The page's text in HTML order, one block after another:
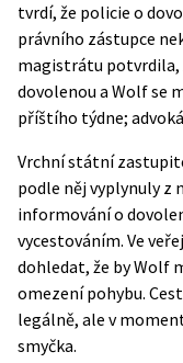
tvrdí, že policie o
právního zástupce
magistrátu potvrdila,
dovolenou a Wolf se
příštího týdne;
Vrchní státní
podle něj vyplynuly z
informování o
vycestováním. Ve
dohledat, že by Wolf
omezení pohybu.
legálně, ale v
smyčka.